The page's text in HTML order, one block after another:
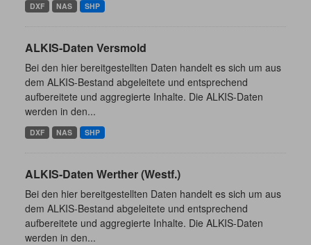
DXF NAS SHP
ALKIS-Daten Versmold
Bei den hier bereitgestellten Daten handelt es sich um aus
dem ALKIS-Bestand abgeleitete und entsprechend
aufbereitete und aggregierte Inhalte. Die ALKIS-Daten
werden in den...
DXF NAS SHP
ALKIS-Daten Werther (Westf.)
Bei den hier bereitgestellten Daten handelt es sich um aus
dem ALKIS-Bestand abgeleitete und entsprechend
aufbereitete und aggregierte Inhalte. Die ALKIS-Daten
werden in den...